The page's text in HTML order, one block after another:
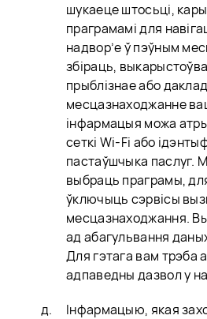
шукаеце штосьці,
праграмамі для
надвор’е ў пэўным
збіраць,
прыблізнае або
месцазнаходжанне
інфармацыя можа
сеткі Wi-Fi або
пастаўшчыка паслуг.
выбраць праграмы,
ўключыць сэрвісы
месцазнаходжання.
ад абагульвання
Для гэтага вам трэба
адпаведны дазвол у
Інфармацыю, якая